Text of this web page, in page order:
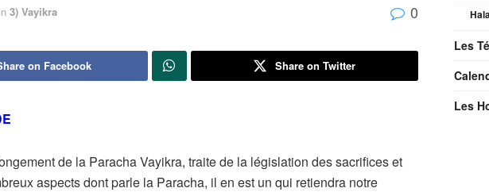
in 3) Vayikra 0
on Facebook Share on Twitter
de la Paracha Vayikra, traite de la législation des sacrifices et
aspects dont parle la Paracha, il en est un qui retiendra notre
Les
Les